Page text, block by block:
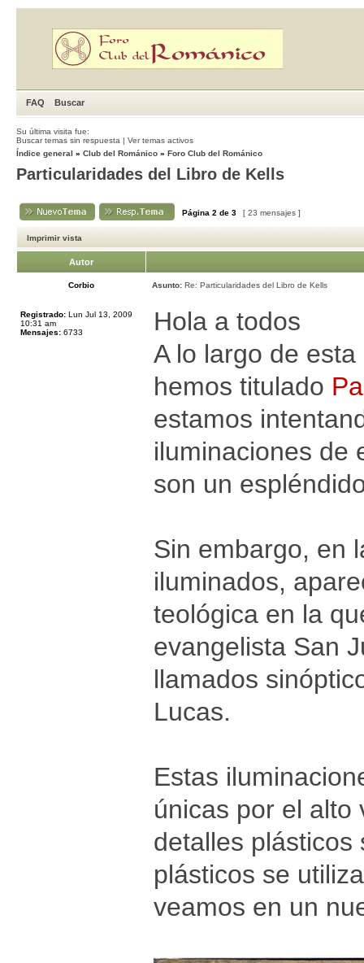
FAQ Buscar
Su última visita fue:
Buscar temas sin respuesta | Ver temas activos
Índice general » Club del Románico » Foro Club del Románico
Particularidades del Libro de Kells
Página 2 de 3 [ 23 mensajes ]
Imprimir vista
Autor
Corbio Asunto: Re: Particularidades del Libro de Kells
Registrado: Lun Jul 13, 2009
10:31 am
Mensajes: 6733
Hola a todos
A lo largo de
hemos titulado
estamos
iluminaciones de
son un
Sin embargo, en
iluminados,
teológica en la
evangelista San
llamados
Lucas.
Estas
únicas por el alto
detalles plásticos
plásticos se
veamos en un